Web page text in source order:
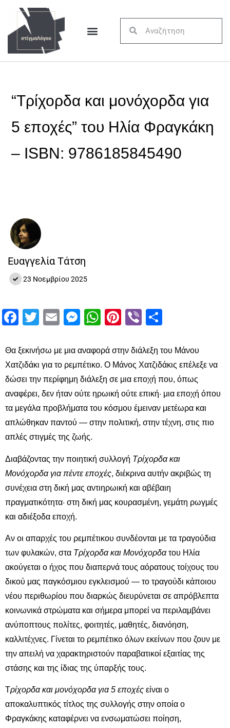
“Τρίχορδα και μονόχορδα για
5 εποχές” του Ηλία Φραγκάκη
– ISBN: 9786185845490
Ευαγγελία Τάτση
23 Νοεμβρίου 2025
Facebook
Twitter
EmailMessenger
WhatsApp
Pinterest
Viber
Θα ξεκινήσω με μια αναφορά στην διάλεξη του Μάνου
Χατζιδάκι για το ρεμπέτικο. Ο Μάνος Χατζιδάκις επέλεξε να
δώσει την περίφημη διάλεξη σε μια εποχή που, όπως
αναφέρει, δεν ήταν ούτε ηρωική ούτε επική· μια εποχή όπου
τα μεγάλα προβλήματα του κόσμου έμειναν μετέωρα και
απλώθηκαν παντού — στην πολιτική, στην τέχνη, στις πιο
απλές στιγμές της ζωής.
Διαβάζοντας την ποιητική συλλογή Τρίχορδα και
Μονόχορδα για πέντε εποχές, διέκρινα αυτήν ακριβώς τη
συνέχεια στη δική μας αντιηρωική και αβέβαιη
πραγματικότητα· στη δική μας κουρασμένη, γεμάτη ρωγμές
και αδιέξοδα εποχή.
Αν οι απαρχές του ρεμπέτικου συνδέονται με τα τραγούδια
των φυλακών, στα Τρίχορδα και Μονόχορδατου Ηλία
ακούγεται ο ήχος που διαπερνά τους αόρατους τοίχους του
δικού μας παγκόσμιου εγκλεισμού — το τραγούδι κάποιου
νέου περιθωρίου που διαρκώς διευρύνεται σε απρόβλεπτα
κοινωνικά στρώματα και σήμερα μπορεί να περιλαμβάνει
ανύποπτους πολίτες, φοιτητές, μαθητές, διανόηση,
καλλιτέχνες. Γίνεται το ρεμπέτικο όλων εκείνων που ζουν με
την απειλή να χαρακτηριστούν παραβατικοί εξαιτίας της
στάσης και της ίδιας της ύπαρξής τους.
Τρίχορδα και μονόχορδα για 5 εποχές είναι ο
αποκαλυπτικός τίτλος της συλλογής στην οποία ο
Φραγκάκης καταφέρνει να ενσωματώσει ποίηση,